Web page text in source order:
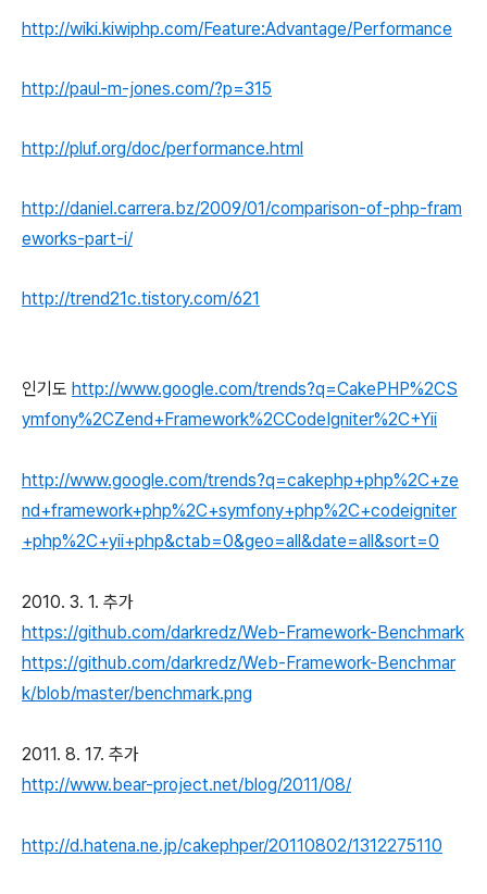
http://wiki.kiwiphp.com/Feature:Advantage/Performance
http://paul-m-jones.com/?p=315
http://pluf.org/doc/performance.html
http://daniel.carrera.bz/2009/01/comparison-of-php-fram
eworks-part-i/
http://trend21c.tistory.com/621
인기도 http://www.google.com/trends?q=CakePHP%2CS
ymfony%2CZend+Framework%2CCodeIgniter%2C+Yii
http://www.google.com/trends?q=cakephp+php%2C+ze
nd+framework+php%2C+symfony+php%2C+codeigniter
+php%2C+yii+php&ctab=0&geo=all&date=all&sort=0
2010. 3. 1. 추가
https://github.com/darkredz/Web-Framework-Benchmark
https://github.com/darkredz/Web-Framework-Benchmar
k/blob/master/benchmark.png
2011. 8. 17. 추가
http://www.bear-project.net/blog/2011/08/
http://d.hatena.ne.jp/cakephper/20110802/1312275110